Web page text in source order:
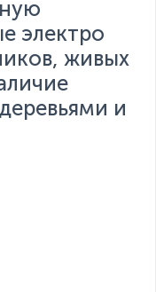
электро
живых
и